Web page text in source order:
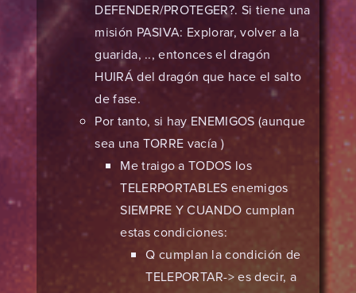
DEFENDER/PROTEGER?. Si tiene una
misión PASIVA: Explorar, volver a la
guarida, .., entonces el dragón
HUIRÁ del dragón que hace el salto
de fase.
Por tanto, si hay ENEMIGOS (aunque
sea una TORRE vacía )
Me traigo a TODOS los
TELERPORTABLES enemigos
SIEMPRE Y CUANDO cumplan
estas condiciones:
Q cumplan la condición de
TELEPORTAR-> es decir, a